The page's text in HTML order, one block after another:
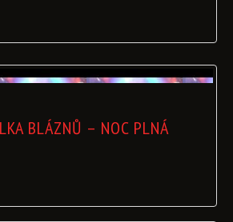
BLÁZNŮ – NOC PLNÁ